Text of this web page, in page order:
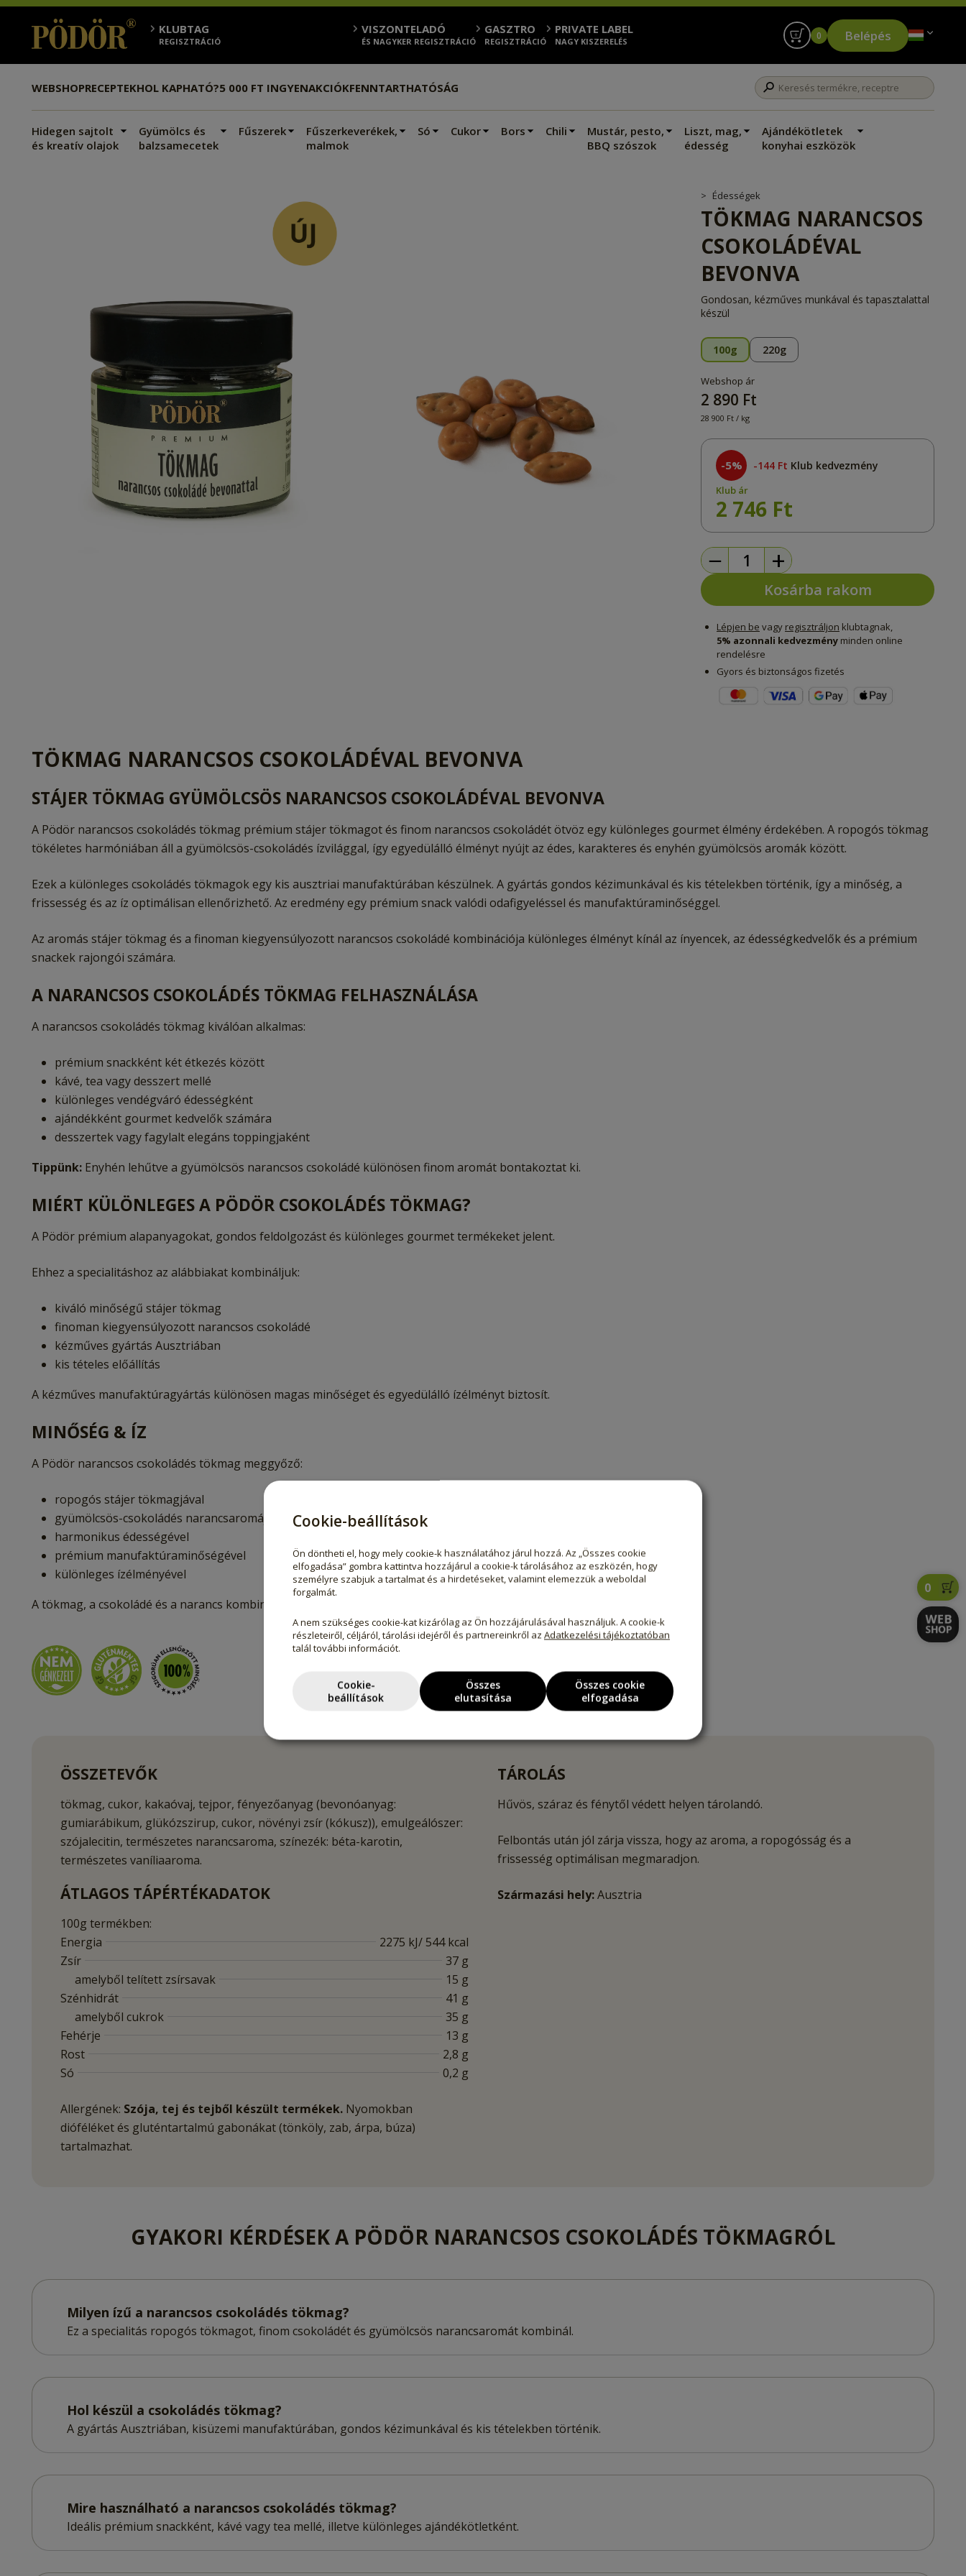
KLUBTAG
REGISZTRÁCIÓ
VISZONTELADÓ
ÉS NAGYKER REGISZTRÁCIÓ
GASZTRO
REGISZTRÁCIÓ
PRIVATE LABEL
NAGY KISZERELÉS 0 Belépés
WEBSHOPRECEPTEKHOL KAPHATÓ?5 000 FT INGYENAKCIÓKFENNTARTHATÓSÁG
Hidegen sajtolt
és kreatív olajok
Gyümölcs és
balzsamecetek
Fűszerek
Fűszerkeverékek,
malmok
Só Cukor Bors Chili
Mustár, pesto,
BBQ szószok
Liszt, mag,
édesség
Ajándékötletek
konyhai eszközök
Édességek
TÖKMAG NARANCSOS
CSOKOLÁDÉVAL
BEVONVA
Gondosan, kézműves munkával és tapasztalattal
készül
100g 220g
Webshop ár
2 890 Ft
28 900 Ft / kg
-5% 144 Ft Klub kedvezmény
Klub ár
2 746 Ft
− +
Kosárba rakom
Lépjen be vagy regisztráljon klubtagnak,
5% azonnali kedvezmény minden online
rendelésre
Gyors és biztonságos fizetés
TÖKMAG NARANCSOS CSOKOLÁDÉVAL BEVONVA
STÁJER TÖKMAG GYÜMÖLCSÖS NARANCSOS CSOKOLÁDÉVAL BEVONVA
A Pödör narancsos csokoládés tökmag prémium stájer tökmagot és finom narancsos csokoládét ötvöz egy különleges gourmet élmény érdekében. A ropogós tökmag
tökéletes harmóniában áll a gyümölcsös-csokoládés ízvilággal, így egyedülálló élményt nyújt az édes, karakteres és enyhén gyümölcsös aromák között.
Ezek a különleges csokoládés tökmagok egy kis ausztriai manufaktúrában készülnek. A gyártás gondos kézimunkával és kis tételekben történik, így a minőség, a
frissesség és az íz optimálisan ellenőrizhető. Az eredmény egy prémium snack valódi odafigyeléssel és manufaktúraminőséggel.
Az aromás stájer tökmag és a finoman kiegyensúlyozott narancsos csokoládé kombinációja különleges élményt kínál az ínyencek, az édességkedvelők és a prémium
snackek rajongói számára.
A NARANCSOS CSOKOLÁDÉS TÖKMAG FELHASZNÁLÁSA
A narancsos csokoládés tökmag kiválóan alkalmas:
prémium snackként két étkezés között
kávé, tea vagy desszert mellé
különleges vendégváró édességként
ajándékként gourmet kedvelők számára
desszertek vagy fagylalt elegáns toppingjaként
Tippünk: Enyhén lehűtve a gyümölcsös narancsos csokoládé különösen finom aromát bontakoztat ki.
MIÉRT KÜLÖNLEGES A PÖDÖR CSOKOLÁDÉS TÖKMAG?
A Pödör prémium alapanyagokat, gondos feldolgozást és különleges gourmet termékeket jelent.
Ehhez a specialitáshoz az alábbiakat kombináljuk:
kiváló minőségű stájer tökmag
finoman kiegyensúlyozott narancsos csokoládé
kézműves gyártás Ausztriában
kis tételes előállítás
A kézműves manufaktúragyártás különösen magas minőséget és egyedülálló ízélményt biztosít.
MINŐSÉG & ÍZ
A Pödör narancsos csokoládés tökmag meggyőző:
ropogós stájer tökmagjával
gyümölcsös-csokoládés narancsaromájával
harmonikus édességével
prémium manufaktúraminőségével
különleges ízélményével
A tökmag, a csokoládé és a narancs kombinációja ezt a specialitást valódi gourmet élménnyé teszi.
ÖSSZETEVŐK
tökmag, cukor, kakaóvaj, tejpor, fényezőanyag (bevonóanyag:
gumiarábikum, glükózszirup, cukor, növényi zsír (kókusz)), emulgeálószer:
szójalecitin, természetes narancsaroma, színezék: béta-karotin,
természetes vaníliaaroma.
ÁTLAGOS TÁPÉRTÉKADATOK
100g termékben:
Energia
2275 kJ/ 544 kcal
Zsír
37 g
amelyből telített zsírsavak
15 g
Szénhidrát
41 g
amelyből cukrok
35 g
Fehérje
13 g
Rost
2,8 g
Só
0,2 g
Allergének: Szója, tej és tejből készült termékek. Nyomokban
dióféléket és gluténtartalmú gabonákat (tönköly, zab, árpa, búza)
tartalmazhat.
TÁROLÁS
Hűvös, száraz és fénytől védett helyen tárolandó.
Felbontás után jól zárja vissza, hogy az aroma, a ropogósság és a
frissesség optimálisan megmaradjon.
Származási hely:Ausztria
GYAKORI KÉRDÉSEK A PÖDÖR NARANCSOS CSOKOLÁDÉS TÖKMAGRÓL
Milyen ízű a narancsos csokoládés tökmag?
Ez a specialitás ropogós tökmagot, finom csokoládét és gyümölcsös narancsaromát kombinál.
Hol készül a csokoládés tökmag?
A gyártás Ausztriában, kisüzemi manufaktúrában, gondos kézimunkával és kis tételekben történik.
Mire használható a narancsos csokoládés tökmag?
Ideális prémium snackként, kávé vagy tea mellé, illetve különleges ajándékötletként.
0
Cookie-beállítások
Ön döntheti el, hogy mely cookie-k használatához járul hozzá. Az „Összes cookie
elfogadása” gombra kattintva hozzájárul a cookie-k tárolásához az eszközén, hogy
személyre szabjuk a tartalmat és a hirdetéseket, valamint elemezzük a weboldal
forgalmát.
A nem szükséges cookie-kat kizárólag az Ön hozzájárulásával használjuk. A cookie-k
részleteiről, céljáról, tárolási idejéről és partnereinkről az Adatkezelési tájékoztatóban
talál további információt.
Cookie-
beállítások
Összes
elutasítása
Összes cookie
elfogadása